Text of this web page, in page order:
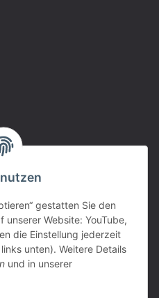
gestatten Sie den
unserer Website: YouTube,
die Einstellung jederzeit
unten). Weitere Details
und in unserer